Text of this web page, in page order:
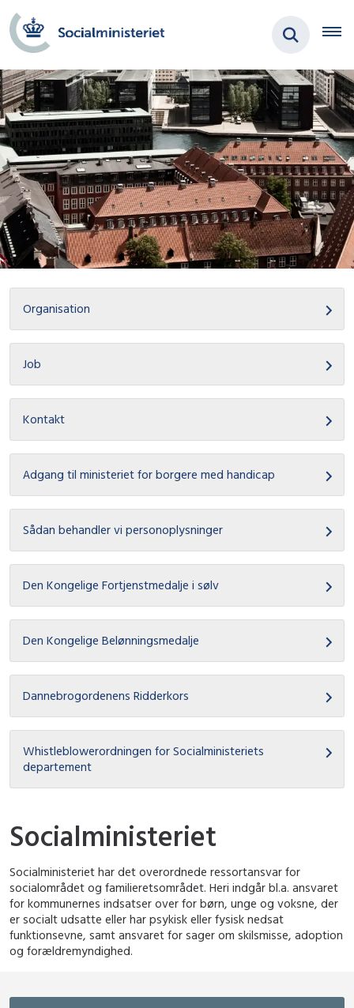
Organisation
Job
Kontakt
Adgang til ministeriet for borgere med handicap
Sådan behandler vi personoplysninger
Den Kongelige Fortjenstmedalje i sølv
Den Kongelige Belønningsmedalje
Dannebrogordenens Ridderkors
Whistleblowerordningen for Socialministeriets
departement
Socialministeriet
Socialministeriet har det overordnede ressortansvar for
socialområdet og familieretsområdet. Heri indgår bl.a. ansvaret
for kommunernes indsatser over for børn, unge og voksne, der
er socialt udsatte eller har psykisk eller fysisk nedsat
funktionsevne, samt ansvaret for sager om skilsmisse, adoption
og forældremyndighed.